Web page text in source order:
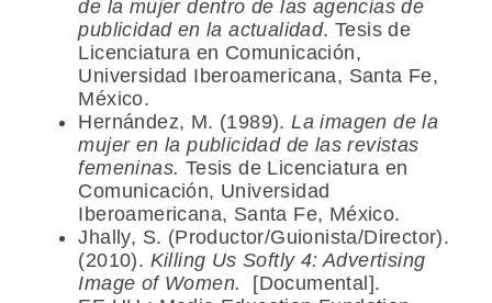
de la mujer dentro de las agencias de
publicidad en la actualidad. Tesis de
Licenciatura en Comunicación,
Universidad Iberoamericana, Santa Fe,
México.
Hernández, M. (1989).La imagen de la
mujer en la publicidad de las revistas
femeninas. Tesis de Licenciatura en
Comunicación, Universidad
Iberoamericana, Santa Fe, México.
Jhally, S. (Productor/Guionista/Director).
(2010). Killing Us Softly 4: Advertising
Image of Women.
[Documental].